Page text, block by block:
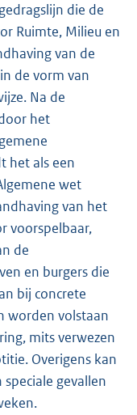
die de
Ruimte, Milieu en
van de
de vorm van
Na de
het
het als een
wet
van het
voorspelbaar,
de
en burgers die
bij concrete
worden volstaan
mits verwezen
Overigens kan
gevallen